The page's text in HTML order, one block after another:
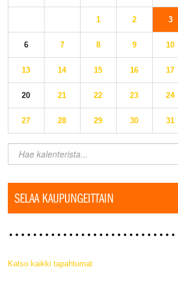
1 2 3
6 7 8 9 10
13 14 15 16 17
20 21 22 23 24
27 28 29 30 31
SELAA KAUPUNGEITTAIN
Katso kaikki tapahtumat